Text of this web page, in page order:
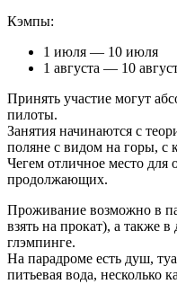
Кэмпы:
1 июля — 10 июля
1 августа — 10
Принять участие могут
пилоты.
Занятия начинаются с
поляне с видом на горы, с
Чегем отличное место для
продолжающих.
Проживание возможно в
взять на прокат), а также
глэмпинге.
На парадроме есть душ,
питьевая вода, несколько